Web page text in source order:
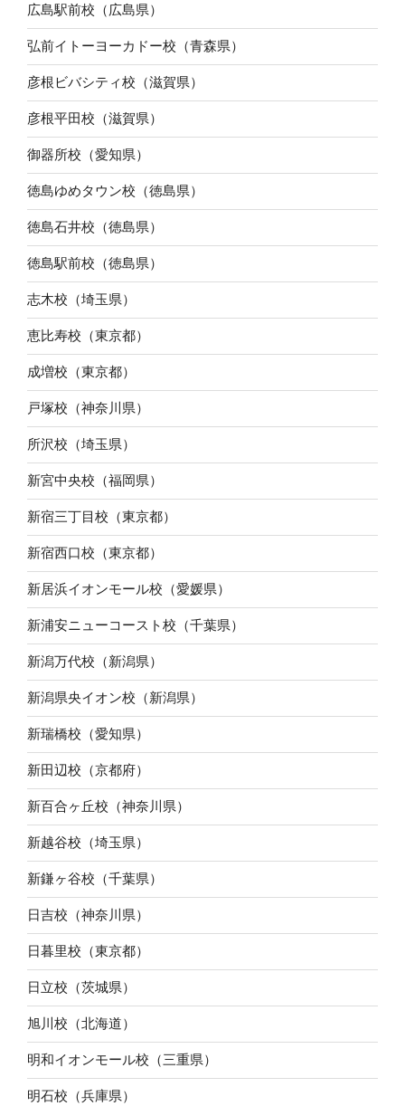
広島駅前校（広島県）
弘前イトーヨーカドー校（青森県）
彦根ビバシティ校（滋賀県）
彦根平田校（滋賀県）
御器所校（愛知県）
徳島ゆめタウン校（徳島県）
徳島石井校（徳島県）
徳島駅前校（徳島県）
志木校（埼玉県）
恵比寿校（東京都）
成増校（東京都）
戸塚校（神奈川県）
所沢校（埼玉県）
新宮中央校（福岡県）
新宿三丁目校（東京都）
新宿西口校（東京都）
新居浜イオンモール校（愛媛県）
新浦安ニューコースト校（千葉県）
新潟万代校（新潟県）
新潟県央イオン校（新潟県）
新瑞橋校（愛知県）
新田辺校（京都府）
新百合ヶ丘校（神奈川県）
新越谷校（埼玉県）
新鎌ヶ谷校（千葉県）
日吉校（神奈川県）
日暮里校（東京都）
日立校（茨城県）
旭川校（北海道）
明和イオンモール校（三重県）
明石校（兵庫県）